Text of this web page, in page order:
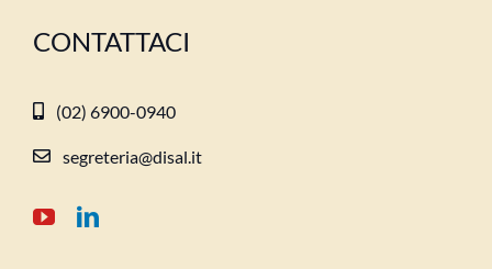
CONTATTACI
(02) 6900-0940
segreteria@disal.it